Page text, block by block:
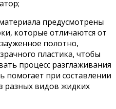
предусмотрены
которые отличаются от
полотно,
пластика, чтобы
процесс разглаживания
помогает при составлении
разных видов жидких